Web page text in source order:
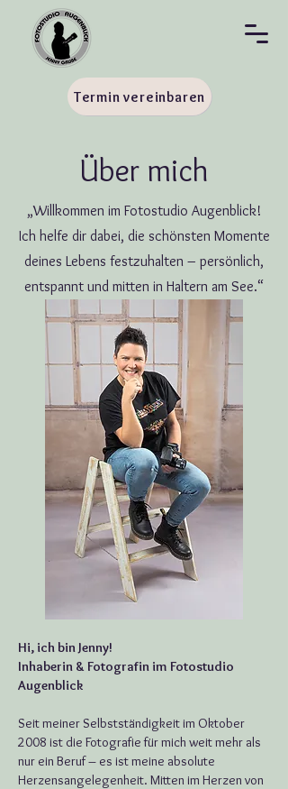
Termin vereinbaren
Über mich
„Willkommen im Fotostudio Augenblick!
Ich helfe dir dabei, die schönsten Momente
deines Lebens festzuhalten – persönlich,
entspannt und mitten in Haltern am See.“
Hi, ich bin Jenny!
Inhaberin & Fotografin im Fotostudio
Augenblick
Seit meiner Selbstständigkeit im Oktober
2008 ist die Fotografie für mich weit mehr als
nur ein Beruf – es ist meine absolute
Herzensangelegenheit. Mitten im Herzen von